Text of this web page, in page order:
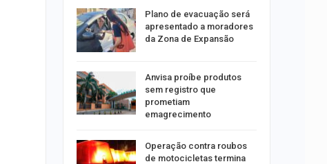
Plano de evacuação será
apresentado a moradores
da Zona de Expansão
Anvisa proíbe produtos
sem registro que
prometiam
emagrecimento
Operação contra roubos
de motocicletas termina